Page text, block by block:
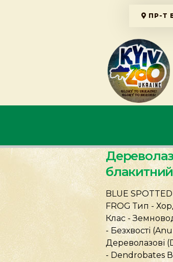
ПР-Т
блакитний
BLUE
FROG Тип -
Клас -
- Безхвості
Дереволазові
- Dendrobates